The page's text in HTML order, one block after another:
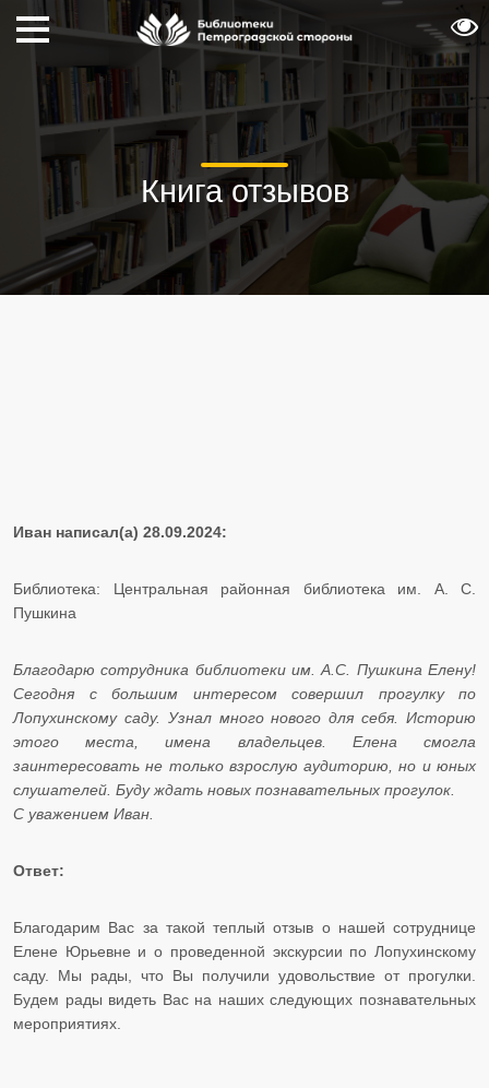
Книга отзывов
Иван написал(а) 28.09.2024:
Библиотека: Центральная районная библиотека им. А. С.
Пушкина
Благодарю сотрудника библиотеки им. А.С. Пушкина Елену!
Сегодня с большим интересом совершил прогулку по
Лопухинскому саду. Узнал много нового для себя. Историю
этого места, имена владельцев. Елена смогла
заинтересовать не только взрослую аудиторию, но и юных
слушателей. Буду ждать новых познавательных прогулок.
С уважением Иван.
Ответ:
Благодарим Вас за такой теплый отзыв о нашей сотруднице
Елене Юрьевне и о проведенной экскурсии по Лопухинскому
саду. Мы рады, что Вы получили удовольствие от прогулки.
Будем рады видеть Вас на наших следующих познавательных
мероприятиях.